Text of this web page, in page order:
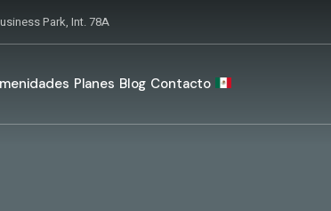
Park, Int. 78A
Planes Blog Contacto